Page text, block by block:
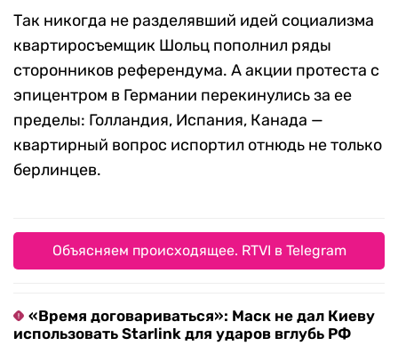
Так никогда не разделявший идей социализма
квартиросъемщик Шольц пополнил ряды
сторонников референдума. А акции протеста с
эпицентром в Германии перекинулись за ее
пределы: Голландия, Испания, Канада —
квартирный вопрос испортил отнюдь не только
берлинцев.
Объясняем происходящее. RTVI в Telegram
«Время договариваться»: Маск не дал Киеву
использовать Starlink для ударов вглубь РФ